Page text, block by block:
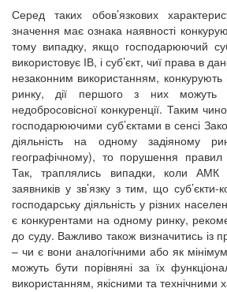
Серед таких обов’язкових
значення має ознака наявності
тому випадку, якщо господарюючий
використовує ІВ, і суб’єкт, чиї права в
незаконним використанням,
ринку, дії першого з них можуть
недобросовісної конкуренції. Таким
господарюючими суб’єктами в сенсі
діяльність на одному задіяному
географічному), то порушення правил
Так, траплялись випадки, коли АМК
заявників у зв’язку з тим, що суб’єкти-
господарську діяльність у різних
є конкурентами на одному ринку,
до суду. Важливо також визначитись із
– чи є вони аналогічними або як
можуть бути порівняні за їх
використанням, якісними та технічними